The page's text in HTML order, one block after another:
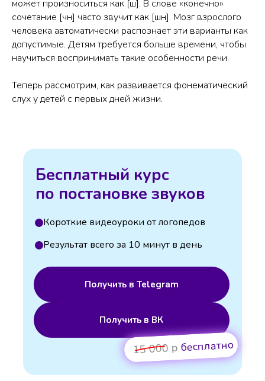
может произноситься как [ш]. В слове «конечно»
сочетание [чн] часто звучит как [шн]. Мозг взрослого
человека автоматически распознает эти варианты как
допустимые. Детям требуется больше времени, чтобы
научиться воспринимать такие особенности речи.
Теперь рассмотрим, как развивается фонематический
слух у детей с первых дней жизни.
Бесплатный курс
по постановке звуков
Получить в Telegram
Получить в ВК
15 000 р бесплатно
Результат всего за 10 минут в день
Короткие видеоуроки от логопедов